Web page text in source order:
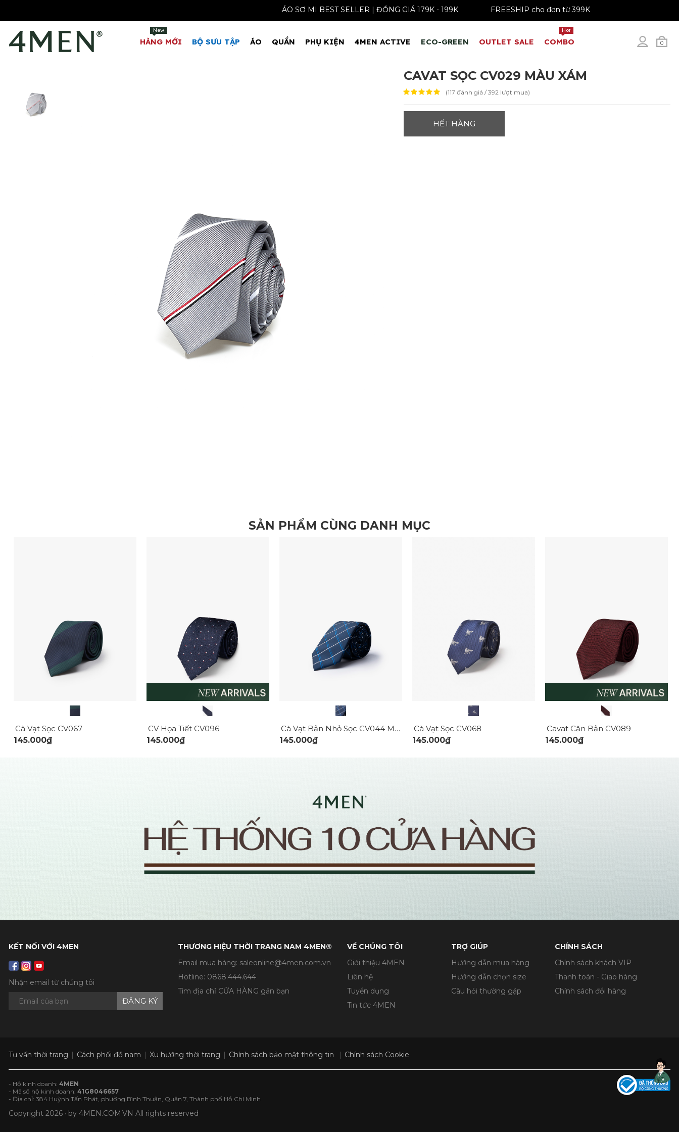
ÁO SƠ MI BEST SELLER | ĐỒNG GIÁ 179K - 199K FREESHIP cho đơn từ 399K
0
HÀNG MỚI
New
BỘ SƯU TẬP ÁO QUẦN PHỤ KIỆN 4MEN ACTIVE ECO-GREEN OUTLET SALE COMBO
Hot
CAVAT SỌC CV029 MÀU XÁM
(117 đánh giá / 392 lượt mua)
HẾT HÀNG
SẢN PHẨM CÙNG DANH MỤC
Cà Vạt Sọc CV067
145.000₫
CV Họa Tiết CV096
145.000₫
Cà Vạt Bản Nhỏ Sọc CV044 Màu Xanh Đen
145.000₫
Cà Vạt Sọc CV068
145.000₫
Cavat Căn Bản CV089
145.000₫
KẾT NỐI VỚI 4MEN
Nhận email từ chúng tôi
ĐĂNG KÝ
THƯƠNG HIỆU THỜI TRANG NAM 4MEN®
Email mua hàng: saleonline@4men.com.vn
Hotline: 0868.444.644
Tìm địa chỉ CỬA HÀNG gần bạn
VỀ CHÚNG TÔI
Giới thiệu 4MEN
Liên hệ
Tuyển dụng
Tin tức 4MEN
TRỢ GIÚP
Hướng dẫn mua hàng
Hướng dẫn chọn size
Câu hỏi thường gặp
CHÍNH SÁCH
Chính sách khách VIP
Thanh toán - Giao hàng
Chính sách đổi hàng
Tư vấn thời trang Cách phối đồ nam Xu hướng thời trang Chính sách bảo mật thông tin Chính sách Cookie
- Hộ kinh doanh: 4MEN
- Mã số hộ kinh doanh: 41G8046657
- Địa chỉ: 384 Huỳnh Tấn Phát, phường Bình Thuận, Quận 7, Thành phố Hồ Chí Minh
Copyright 2026 · by 4MEN.COM.VN All rights reserved